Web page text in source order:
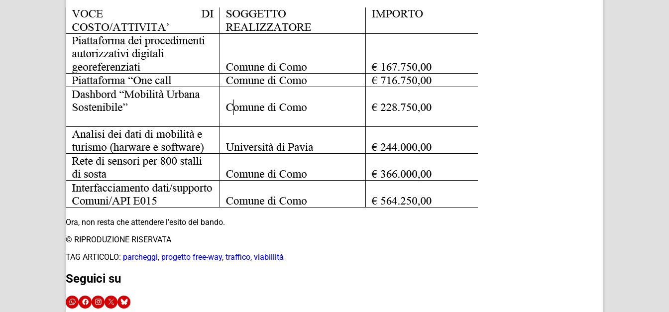
Ora, non resta che attendere l’esito del bando.
© RIPRODUZIONE RISERVATA
TAG ARTICOLO: parcheggi, progetto free-way, traffico, viabillità
Seguici su